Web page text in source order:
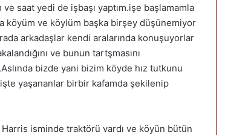
saat yedi de işbaşı yaptım.işe başlamamla
köyüm ve köylüm başka birşey düşünemiyor
arkadaşlar kendi aralarında konuşuyorlar
ve bunun tartşmasını
bizde yani bizim köyde hız tutkunu
yaşananlar birbir kafamda şekilenip
Harris isminde traktörü vardı ve köyün bütün